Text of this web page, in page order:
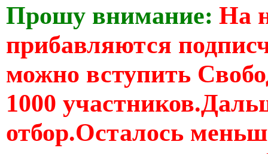
Прошу внимание: На
прибавляются
можно вступить
1000
отбор.Осталось